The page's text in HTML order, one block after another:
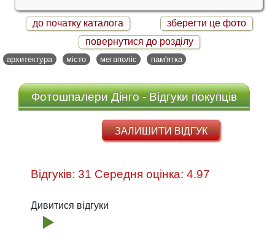
до початку каталога
зберегти це фото
повернутися до розділу
архитектура місто мегаполіс пам'ятка
Фотошпалери Дінго - Відгуки покупців
ЗАЛИШИТИ ВІДГУК
Відгуків: 31 Середня оцінка: 4.97
Дивитися відгуки